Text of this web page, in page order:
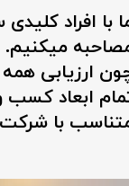
با افراد
میکنیم.
ابعاد کسب
با شرکت